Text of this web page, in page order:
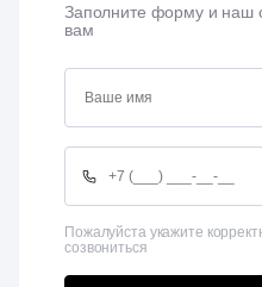
Заполните форму и наш
вам
Пожалуйста укажите
созвониться